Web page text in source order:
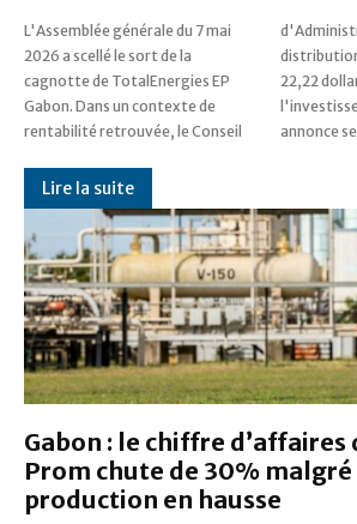
L'Assemblée générale du 7 mai
2026 a scellé le sort de la
cagnotte de TotalEnergies EP
Gabon. Dans un contexte de
rentabilité retrouvée, le Conseil
d'Administration a validé la
distribution d'un dividende net de
22,22 dollars par action. Pour
l'investisseur local, cette
annonce
Lire la suite
Gabon : le chiffre d’affaires
Prom chute de 30% malgré
production en hausse